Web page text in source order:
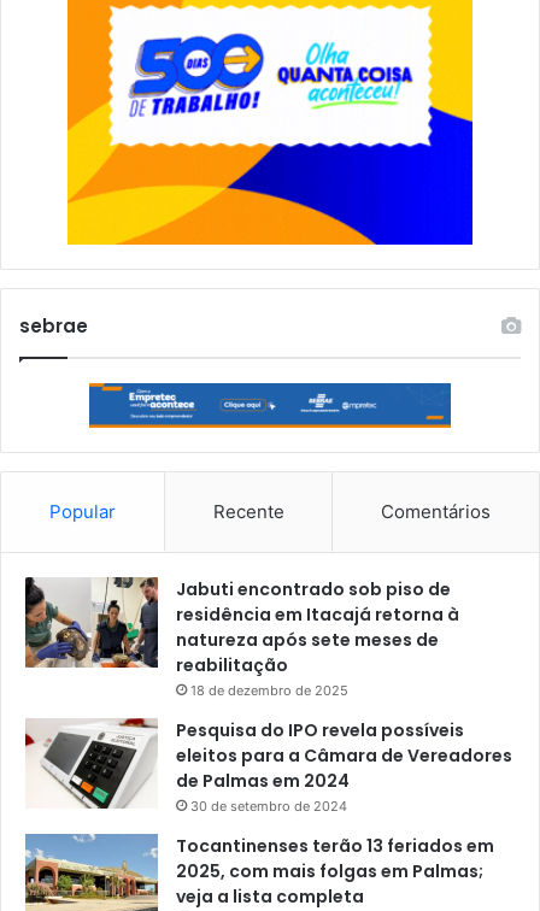
sebrae
Popular Recente Comentários
Jabuti encontrado sob piso de
residência em Itacajá retorna à
natureza após sete meses de
reabilitação
18 de dezembro de 2025
Pesquisa do IPO revela possíveis
eleitos para a Câmara de Vereadores
de Palmas em 2024
30 de setembro de 2024
Tocantinenses terão 13 feriados em
2025, com mais folgas em Palmas;
veja a lista completa